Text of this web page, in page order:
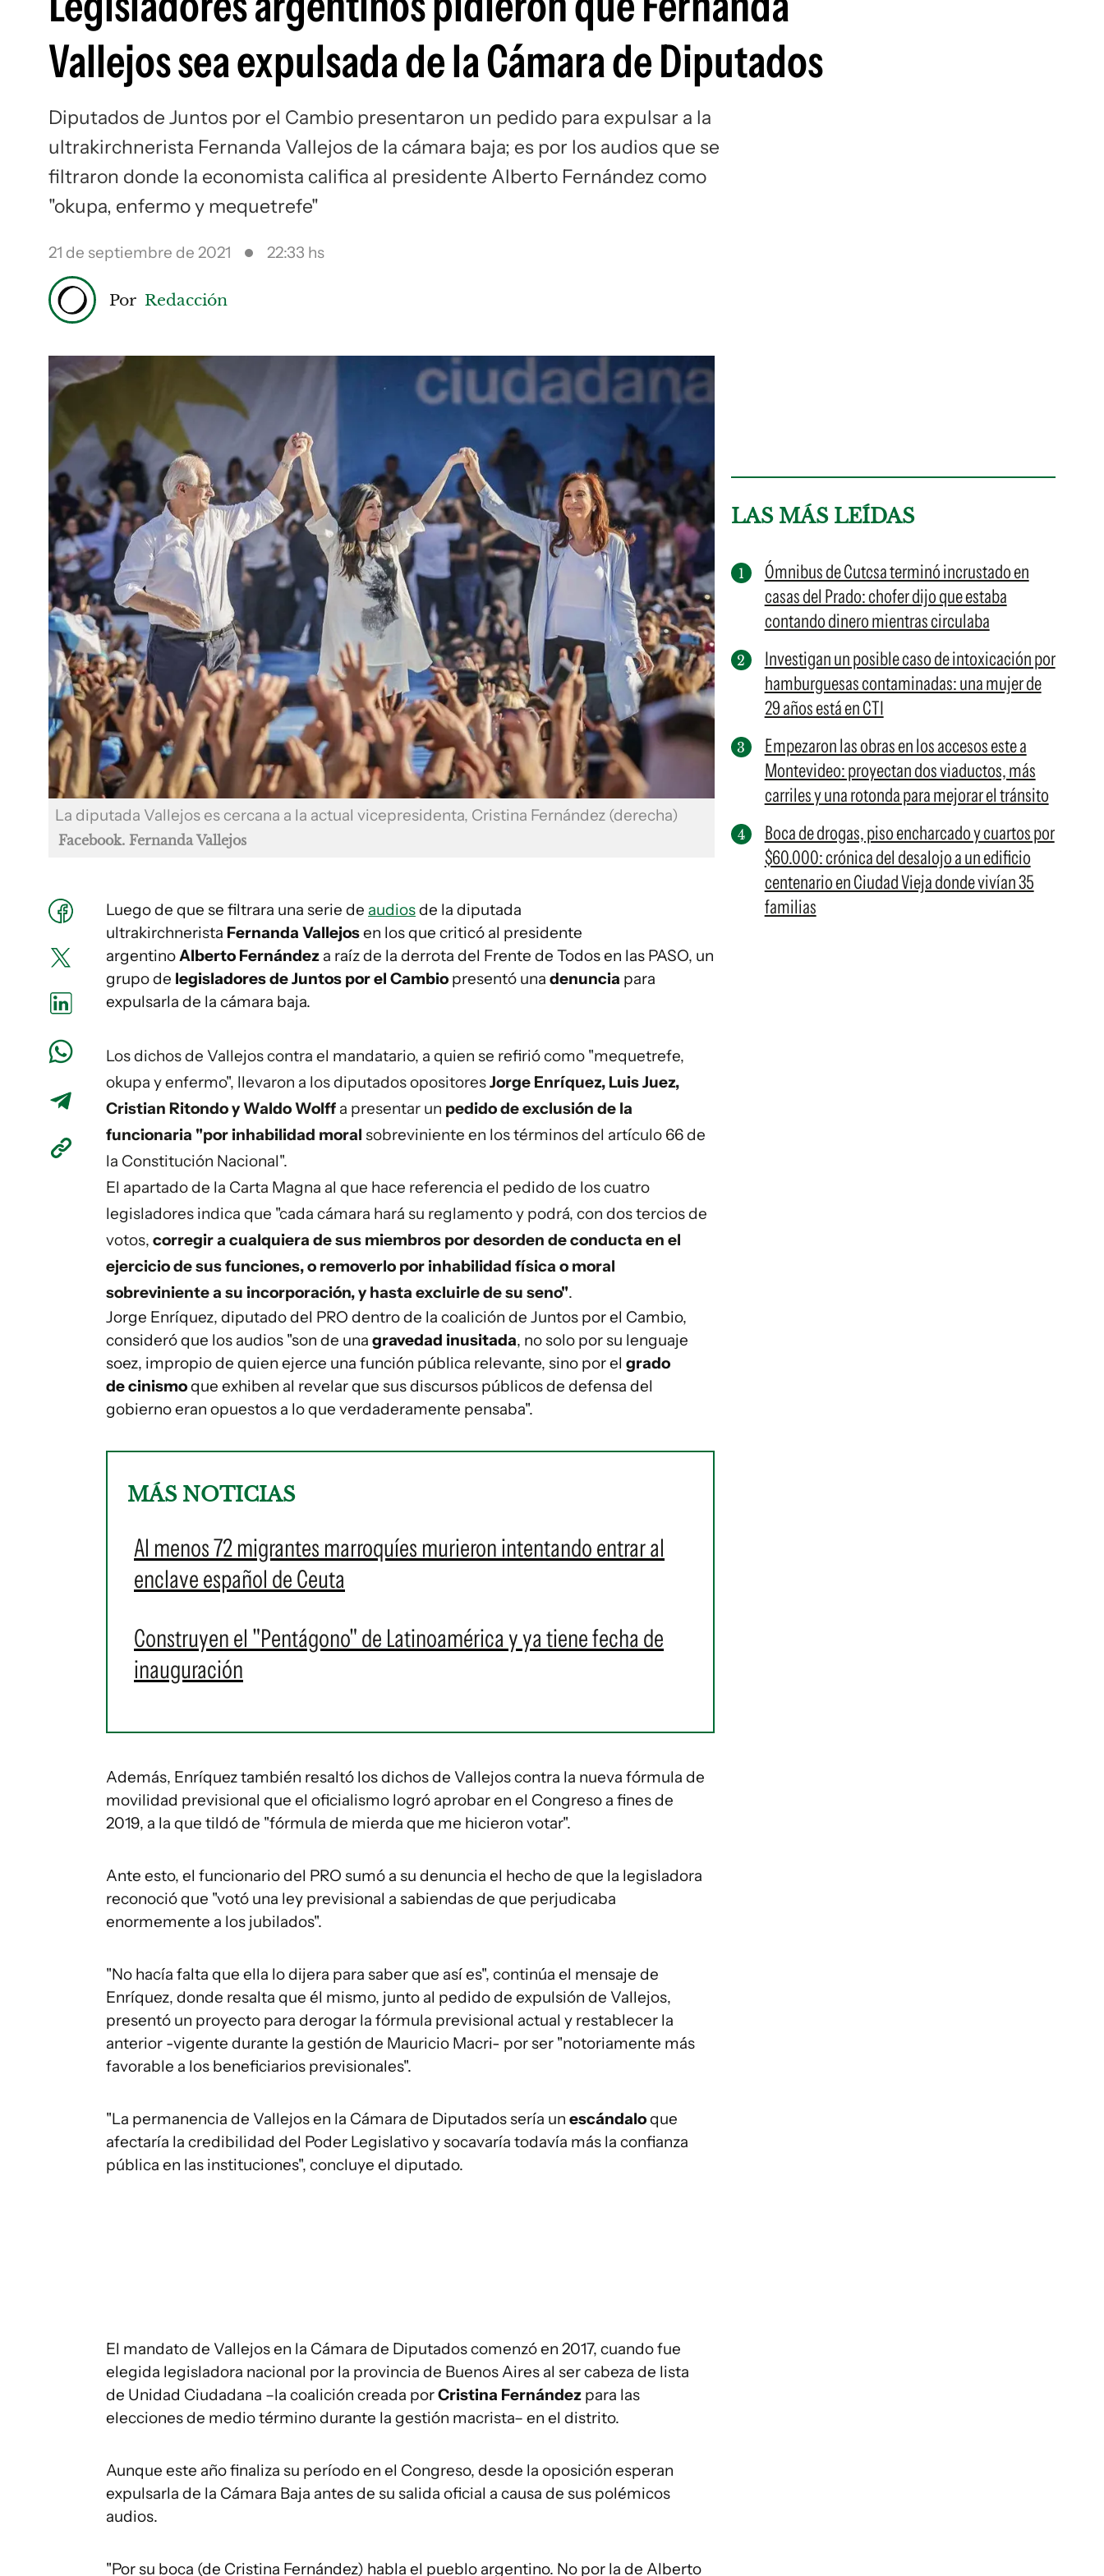
Vallejos sea expulsada de la Cámara de Diputados
Diputados de Juntos por el Cambio presentaron un pedido para expulsar a la
ultrakirchnerista Fernanda Vallejos de la cámara baja; es por los audios que se
filtraron donde la economista califica al presidente Alberto Fernández como
"okupa, enfermo y mequetrefe"
21 de septiembre de 2021 22:33 hs
Por Redacción
La diputada Vallejos es cercana a la actual vicepresidenta, Cristina Fernández (derecha)
Facebook. Fernanda Vallejos
Luego de que se filtrara una serie de audiosde la diputada
ultrakirchnerista Fernanda Vallejosen los que criticó al presidente
argentinoAlberto Fernández a raíz de la derrota del Frente de Todos en las PASO, un
grupo de legisladores de Juntos por el Cambio presentó una denuncia para
expulsarla de la cámara baja.
Los dichos de Vallejos contra el mandatario, a quien se refirió como "mequetrefe,
okupa y enfermo", llevaron a los diputados opositoresJorge Enríquez, Luis Juez,
Cristian Ritondo y Waldo Wolff a presentar un pedido de exclusión de la
funcionaria "por inhabilidad moral sobreviniente en los términos del artículo 66 de
la Constitución Nacional".
El apartado de la Carta Magna al que hace referencia el pedido de los cuatro
legisladores indica que "cada cámara hará su reglamento y podrá, con dos tercios de
votos, corregir a cualquiera de sus miembros por desorden de conducta en el
ejercicio de sus funciones, o removerlo por inhabilidad física o moral
sobreviniente a su incorporación, y hasta excluirle de su seno".
Jorge Enríquez, diputado del PRO dentro de la coalición de Juntos por el Cambio,
consideró que los audios "son de una gravedad inusitada, no solo por su lenguaje
soez, impropio de quien ejerce una función pública relevante, sino por el grado
de cinismoque exhiben al revelar que sus discursos públicos de defensa del
gobierno eran opuestos a lo que verdaderamente pensaba".
MÁS NOTICIAS
Al menos 72 migrantes marroquíes murieron intentando entrar al
enclave español de Ceuta
Construyen el "Pentágono" de Latinoamérica y ya tiene fecha de
inauguración
Además, Enríquez también resaltó los dichos de Vallejos contra la nueva fórmula de
movilidad previsional que el oficialismo logró aprobar en el Congreso a fines de
2019, a la que tildó de "fórmula de mierda que me hicieron votar".
Ante esto, el funcionario del PRO sumó a su denuncia el hecho de que la legisladora
reconoció que "votó una ley previsional a sabiendas de que perjudicaba
enormemente a los jubilados".
"No hacía falta que ella lo dijera para saber que así es", continúa el mensaje de
Enríquez, donde resalta que él mismo, junto al pedido de expulsión de Vallejos,
presentó un proyecto para derogar la fórmula previsional actual y restablecer la
anterior -vigente durante la gestión de Mauricio Macri- por ser "notoriamente más
favorable a los beneficiarios previsionales".
"La permanencia de Vallejos en la Cámara de Diputados sería un escándaloque
afectaría la credibilidad del Poder Legislativo y socavaría todavía más la confianza
pública en las instituciones", concluye el diputado.
El mandato de Vallejos en la Cámara de Diputados comenzó en 2017, cuando fue
elegida legisladora nacional por la provincia de Buenos Aires al ser cabeza de lista
de Unidad Ciudadana –la coalición creada porCristina Fernández para las
elecciones de medio término durante la gestión macrista– en el distrito.
Aunque este año finaliza su período en el Congreso, desde la oposición esperan
expulsarla de la Cámara Baja antes de su salida oficial a causa de sus polémicos
audios.
"Por su boca (de Cristina Fernández) habla el pueblo argentino. No por la de Alberto
LAS MÁS LEÍDAS
Ómnibus de Cutcsa terminó incrustado en
casas del Prado: chofer dijo que estaba
contando dinero mientras circulaba
Investigan un posible caso de intoxicación por
hamburguesas contaminadas: una mujer de
29 años está en CTI
Empezaron las obras en los accesos este a
Montevideo: proyectan dos viaductos, más
carriles y una rotonda para mejorar el tránsito
Boca de drogas, piso encharcado y cuartos por
$60.000: crónica del desalojo a un edificio
centenario en Ciudad Vieja donde vivían 35
familias